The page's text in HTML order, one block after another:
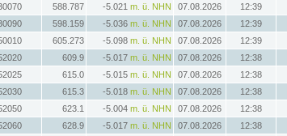
588.787 -5.021 m. ü. NHN 07.08.2026 12:39
598.159 -5.036 m. ü. NHN 07.08.2026 12:39
605.273 -5.098 m. ü. NHN 07.08.2026 12:39
609.9 -5.017 m. ü. NHN 07.08.2026 12:38
615.0 -5.015 m. ü. NHN 07.08.2026 12:38
615.3 -5.018 m. ü. NHN 07.08.2026 12:38
623.1 -5.004 m. ü. NHN 07.08.2026 12:38
628.9 -5.017 m. ü. NHN 07.08.2026 12:38